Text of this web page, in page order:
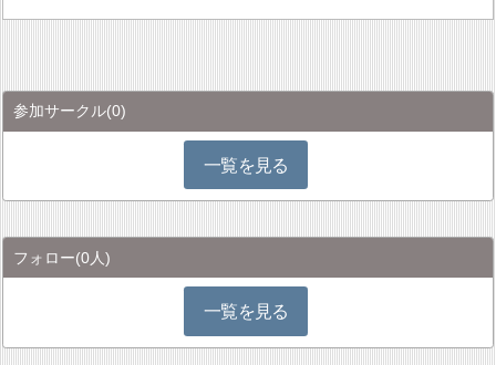
参加サークル(0)
一覧を見る
フォロー(0人)
一覧を見る